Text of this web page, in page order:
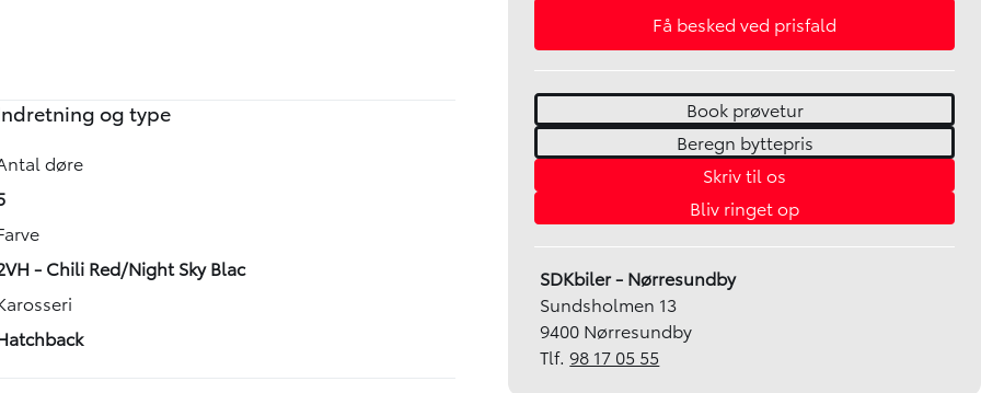
og type
døre
- Chili Red/Night Sky Blac
Få besked ved prisfald
Book prøvetur
Beregn byttepris
Skriv til os
Bliv ringet op
SDKbiler - Nørresundby
Sundsholmen 13
9400 Nørresundby
Tlf.98 17 05 55